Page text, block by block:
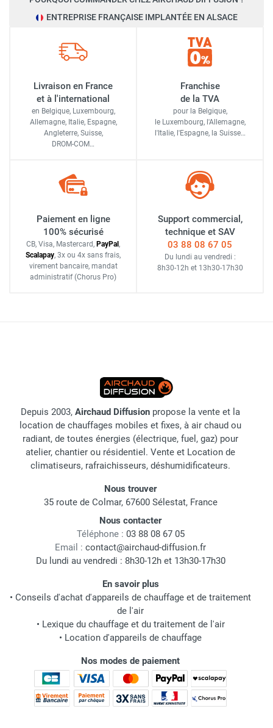
ENTREPRISE FRANÇAISE IMPLANTÉE EN ALSACE
Livraison en France
et à l'international
en Belgique, Luxembourg,
Allemagne, Italie, Espagne,
Angleterre, Suisse,
DROM-COM…
Franchise
de la TVA
pour la Belgique,
le Luxembourg, l'Allemagne,
l'Italie, l'Espagne, la Suisse…
Paiement en ligne
100% sécurisé
CB, Visa, Mastercard, PayPal ,
Scalapay, 3x ou 4x sans frais,
virement bancaire, mandat
administratif (Chorus Pro)
Support commercial,
technique et SAV
03 88 08 67 05
Du lundi au vendredi :
8h30-12h et 13h30-17h30
Depuis 2003, Airchaud Diffusion propose la vente et la
location de chauffages mobiles et fixes, à air chaud ou
radiant, de toutes énergies (électrique, fuel, gaz) pour
atelier, chantier ou résidentiel. Vente et Location de
climatiseurs, rafraichisseurs, déshumidificateurs.
Nous trouver
35 route de Colmar, 67600 Sélestat, France
Nous contacter
Téléphone : 03 88 08 67 05
Email : contact@airchaud-diffusion.fr
Du lundi au vendredi : 8h30-12h et 13h30-17h30
En savoir plus
• Conseils d'achat d'appareils de chauffage et de traitement
de l'air
• Lexique du chauffage et du traitement de l'air
• Location d'appareils de chauffage
Nos modes de paiement